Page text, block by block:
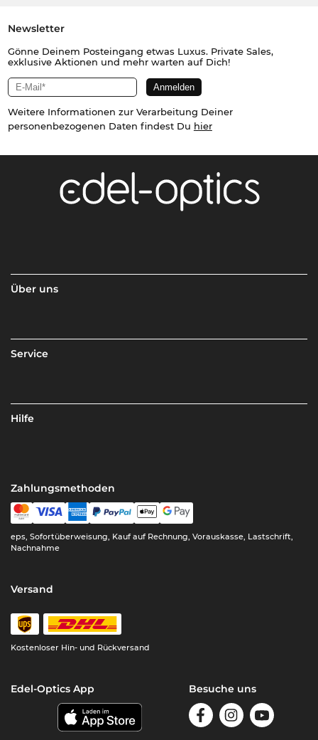
Newsletter
Gönne Deinem Posteingang etwas Luxus. Private Sales,
exklusive Aktionen und mehr warten auf Dich!
Weitere Informationen zur Verarbeitung Deiner
personenbezogenen Daten findest Du hier
Über uns
Service
Hilfe
Zahlungsmethoden
eps, Sofortüberweisung, Kauf auf Rechnung, Vorauskasse, Lastschrift,
Nachnahme
Versand
Kostenloser Hin- und Rückversand
Edel-Optics App Besuche uns